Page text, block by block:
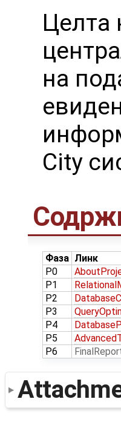
Целта
на
City
Фаза Линк
P0
P1
P2
P3
P4
P5
P6